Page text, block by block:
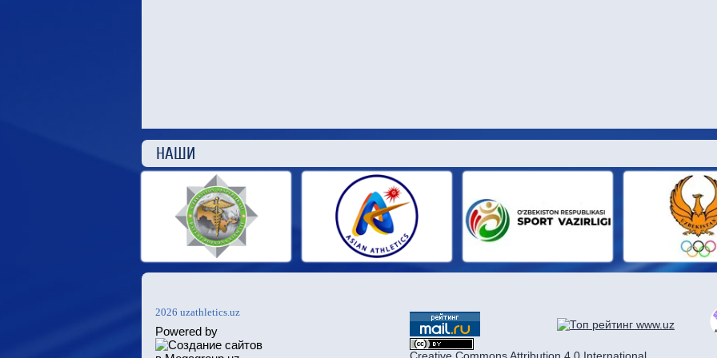
НАШИ
2026 uzathletics.uz
Powered by